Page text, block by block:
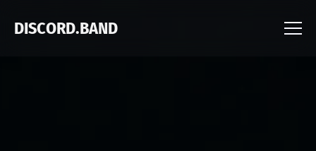
DISCORD.BAND